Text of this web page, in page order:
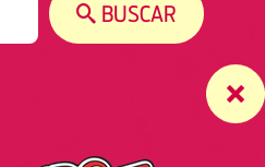
BUSCAR